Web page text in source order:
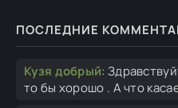
ПОСЛЕДНИЕ
Кузя добрый:
то бы хорошо . А что